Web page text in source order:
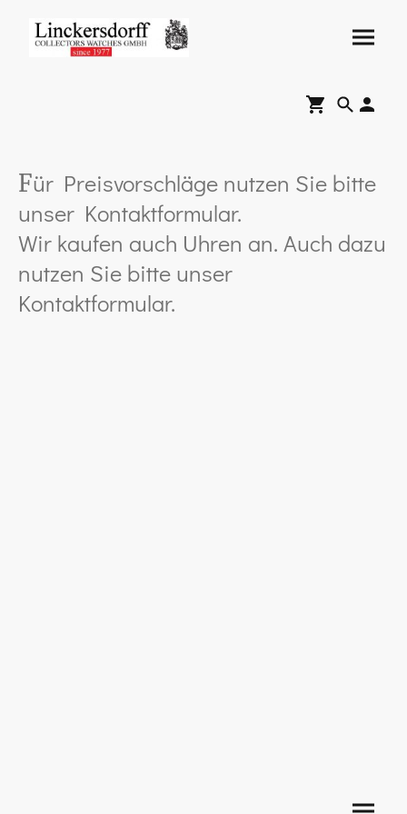
Für Preisvorschläge nutzen Sie bitte
unser Kontaktformular.
Wir kaufen auch Uhren an. Auch dazu
nutzen Sie bitte unser
Kontaktformular.